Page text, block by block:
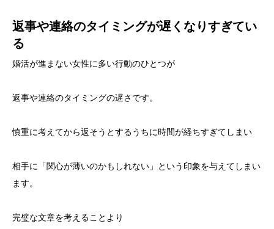
返事や連絡のタイミングが遅くなりすぎてい
る
婚活が進まない女性に多い行動のひとつが
返事や連絡のタイミングの遅さです。
慎重に考えてから返そうとするうちに時間が経ちすぎてしまい
相手に「関心が薄いのかもしれない」という印象を与えてしまい
ます。
完璧な文章を考えることより